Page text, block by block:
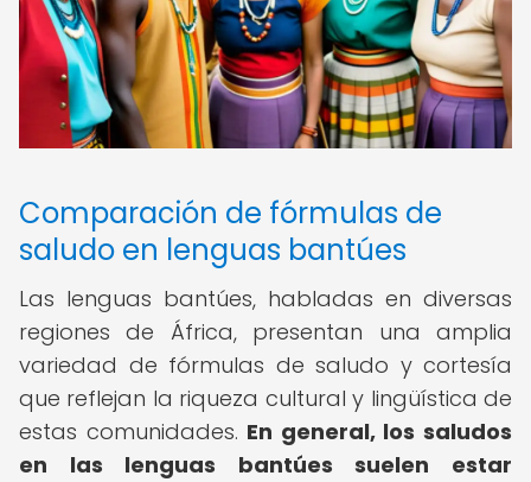
Comparación de fórmulas de
saludo en lenguas bantúes
Las lenguas bantúes, habladas en diversas
regiones de África, presentan una amplia
variedad de fórmulas de saludo y cortesía
que reflejan la riqueza cultural y lingüística de
estas comunidades. En general, los saludos
en las lenguas bantúes suelen estar